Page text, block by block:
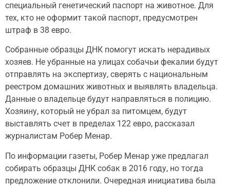
специальный генетический паспорт на животное. Для
тех, кто не оформит такой паспорт, предусмотрен
штраф в 38 евро.
Собранные образцы ДНК помогут искать нерадивых
хозяев. Не убранные на улицах собачьи фекалии будут
отправлять на экспертизу, сверять с национальным
реестром домашних животных и выявлять владельца.
Данные о владельце будут направляться в полицию.
Хозяину, который не убрал за питомцем, будут
выставлять счет в пределах 122 евро, рассказал
журналистам Робер Менар.
По информации газеты, Робер Менар уже предлагал
собирать образцы ДНК собак в 2016 году, но тогда
предложение отклонили. Очередная инициатива была